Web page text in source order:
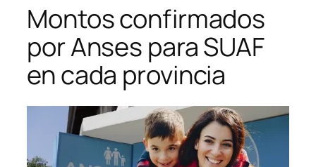
Montos confirmados
por Anses para SUAF
en cada provincia